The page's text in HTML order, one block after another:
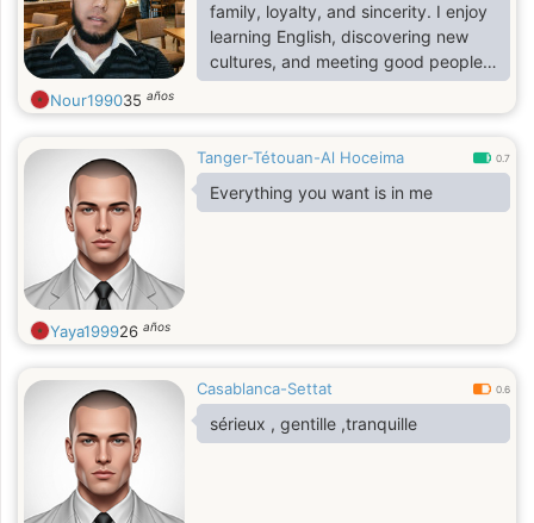
family, loyalty, and sincerity. I enjoy
learning English, discovering new
cultures, and meeting good people. I
am looking for a serious relationship
that can lead to marriage with the
Nour199035 años
Tanger-Tétouan-Al Hoceima 0.7
Everything you want is in me
Yaya199926 años
Casablanca-Settat 0.6
sérieux , gentille ,tranquille